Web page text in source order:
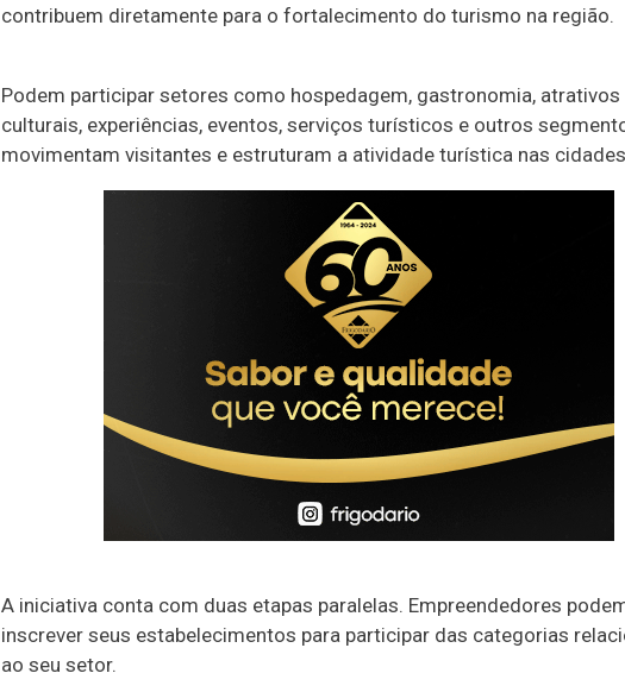
contribuem diretamente para o fortalecimento do turismo na região.
Podem participar setores como hospedagem, gastronomia, atrativos
culturais, experiências, eventos, serviços turísticos e outros
movimentam visitantes e estruturam a atividade turística nas
A iniciativa conta com duas etapas paralelas. Empreendedores
inscrever seus estabelecimentos para participar das categorias
ao seu setor.